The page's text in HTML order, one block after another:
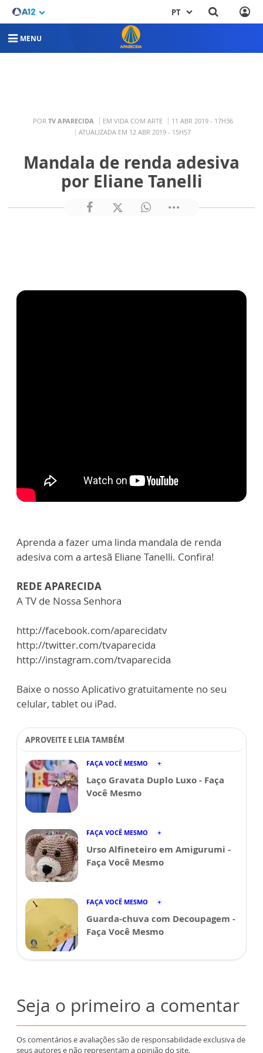
PT
MENU
POR TV APARECIDA EM VIDA COM ARTE
11 ABR 2019 - 17H36
ATUALIZADA EM 12 ABR 2019 - 15H57
Mandala de renda adesiva
por Eliane Tanelli
Aprenda a fazer uma linda mandala de renda
adesiva com a artesã Eliane Tanelli. Confira!
REDE APARECIDA
A TV de Nossa Senhora
http://facebook.com/aparecidatv
http://twitter.com/tvaparecida
http://instagram.com/tvaparecida
Baixe o nosso Aplicativo gratuitamente no seu
celular, tablet ou iPad.
APROVEITE E LEIA TAMBÉM
FAÇA VOCÊ MESMO
Laço Gravata Duplo Luxo - Faça
Você Mesmo
FAÇA VOCÊ MESMO
Urso Alfineteiro em Amigurumi -
Faça Você Mesmo
FAÇA VOCÊ MESMO
Guarda-chuva com Decoupagem -
Faça Você Mesmo
Seja o primeiro a comentar
Os comentários e avaliações são de responsabilidade exclusiva de
seus autores e não representam a opinião do site.